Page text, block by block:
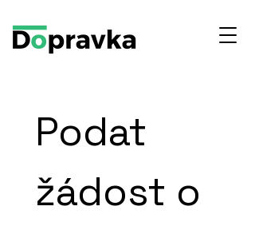
Podat
žádost o